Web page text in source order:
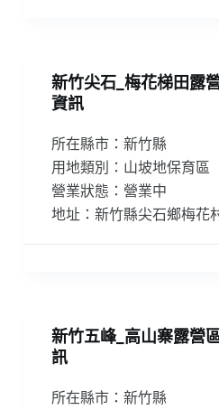
新竹尖石_梅花梯田露
資訊
所在縣市：新竹縣
用地類別：山坡地保育區
營業狀態：營業中
地址：新竹縣尖石鄉梅花
新竹五峰_高山寨露營
訊
所在縣市：新竹縣